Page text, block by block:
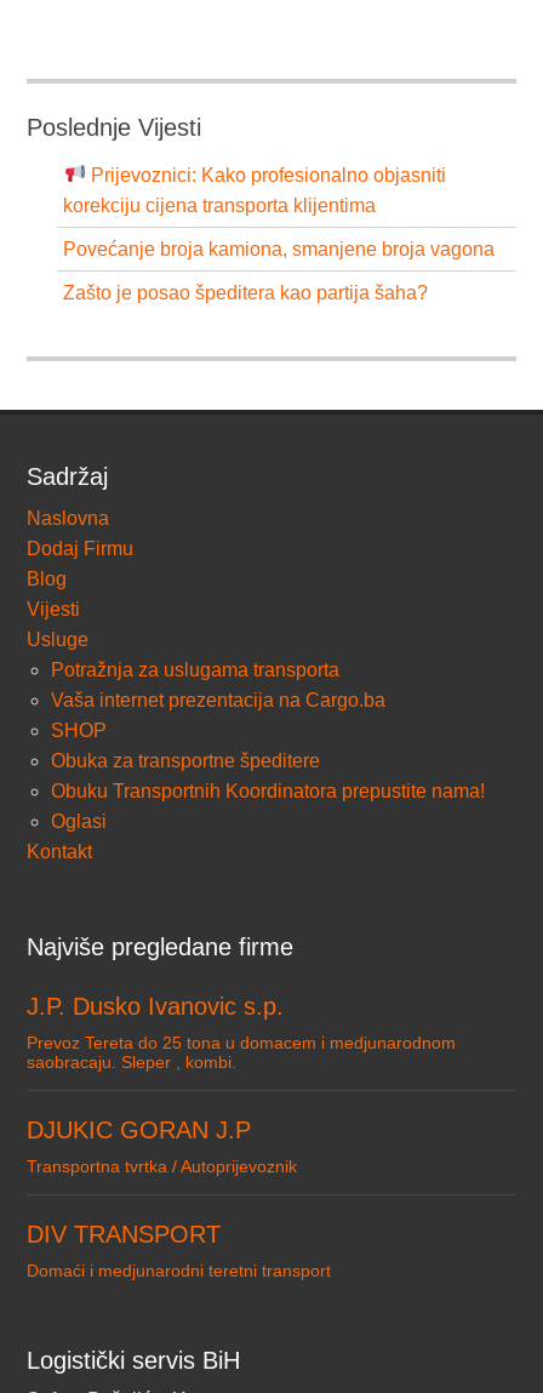
Poslednje Vijesti
Prijevoznici: Kako profesionalno objasniti
korekciju cijena transporta klijentima
Povećanje broja kamiona, smanjene broja vagona
Zašto je posao špeditera kao partija šaha?
Sadržaj
Naslovna
Dodaj Firmu
Blog
Vijesti
Usluge
Potražnja za uslugama transporta
Vaša internet prezentacija na Cargo.ba
SHOP
Obuka za transportne špeditere
Obuku Transportnih Koordinatora prepustite nama!
Oglasi
Kontakt
Najviše pregledane firme
J.P. Dusko Ivanovic s.p.
Prevoz Tereta do 25 tona u domacem i medjunarodnom
saobracaju. Sleper , kombi.
DJUKIC GORAN J.P
Transportna tvrtka / Autoprijevoznik
DIV TRANSPORT
Domaći i medjunarodni teretni transport
Logistički servis BiH